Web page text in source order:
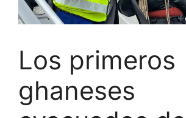
Los primeros
ghaneses